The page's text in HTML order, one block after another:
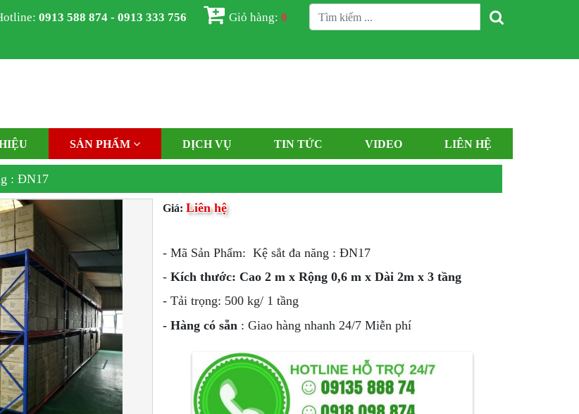
0913 588 874 - 0913 333 756 Giỏ hàng:0
SẢN PHẨM DỊCH VỤ TIN TỨC VIDEO LIÊN HỆ
: ĐN17
Giá: Liên hệ
- Mã Sản Phẩm: Kệ sắt đa năng : ĐN17
- Kích thước: Cao 2 m x Rộng 0,6 m x Dài 2m x 3 tầng
- Tải trọng: 500 kg/ 1 tầng
- Hàng có sẵn : Giao hàng nhanh 24/7 Miễn phí